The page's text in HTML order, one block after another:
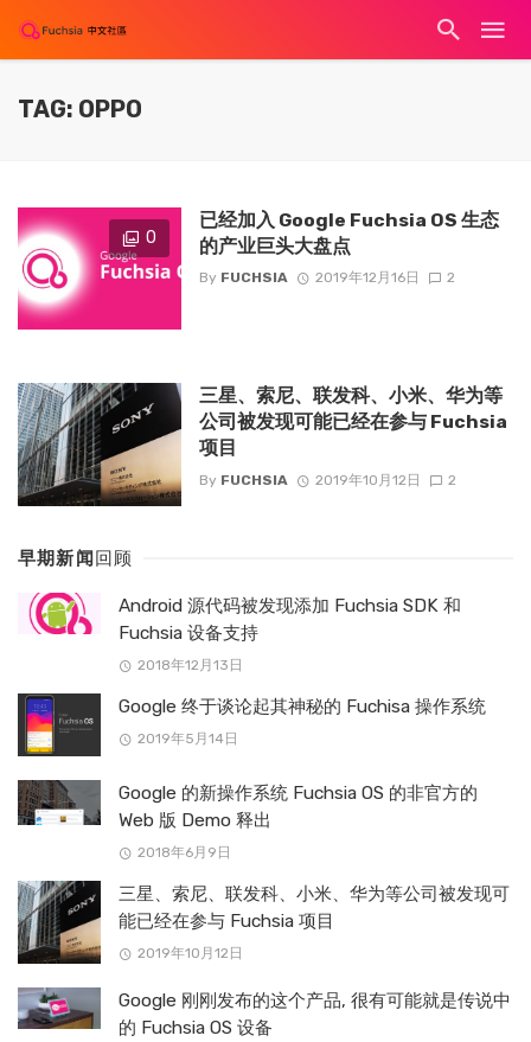
TAG: OPPO
0
已经加入 Google Fuchsia OS 生态
的产业巨头大盘点
By FUCHSIA 2019年12月16日 2
三星、索尼、联发科、小米、华为等
公司被发现可能已经在参与 Fuchsia
项目
By FUCHSIA 2019年10月12日 2
早期新闻回顾
Android 源代码被发现添加 Fuchsia SDK 和
Fuchsia 设备支持
2018年12月13日
Google 终于谈论起其神秘的 Fuchisa 操作系统
2019年5月14日
Google 的新操作系统 Fuchsia OS 的非官方的
Web 版 Demo 释出
2018年6月9日
三星、索尼、联发科、小米、华为等公司被发现可
能已经在参与 Fuchsia 项目
2019年10月12日
Google 刚刚发布的这个产品, 很有可能就是传说中
的 Fuchsia OS 设备